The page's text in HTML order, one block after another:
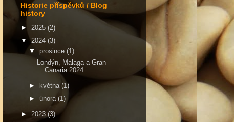
Historie příspěvků / Blog
history
► 2025 (2)
▼2024 (3)
▼ prosince (1)
Londýn, Malaga a Gran
Canaria 2024
► května (1)
► února (1)
► 2023 (3)